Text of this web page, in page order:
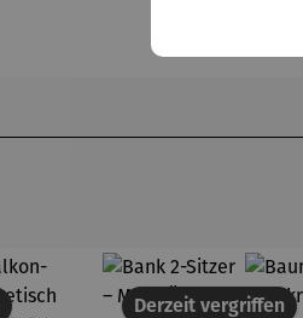
Derzeit vergriffen